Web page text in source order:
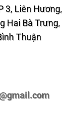
3, Liên Hương,
Hai Bà Trưng,
Thuận